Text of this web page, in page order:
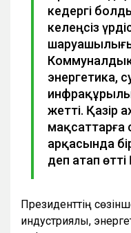
кедергі
келеңсіз
энергетика,
жетті. Қазір
арқасында
деп атап
Президенттің
индустриялық,